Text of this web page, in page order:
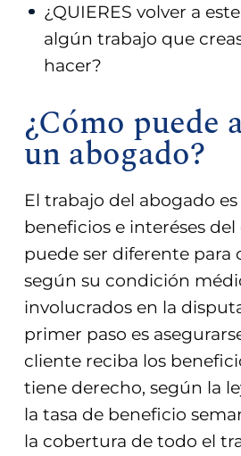
¿QUIERES volver a
algún trabajo que
hacer?
¿Cómo puede
un abogado?
El trabajo del abogado
beneficios e interéses del
puede ser diferente para
según su condición
involucrados en la
primer paso es
cliente reciba los
tiene derecho, según la
la tasa de beneficio
la cobertura de todo el